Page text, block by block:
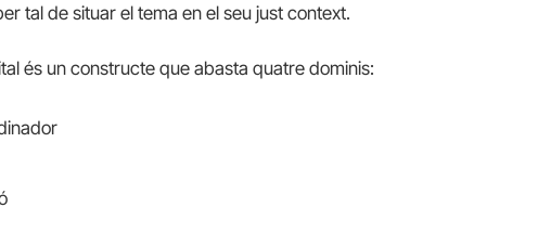
tal de situar el tema en el seu just context.
és un constructe que abasta quatre dominis: